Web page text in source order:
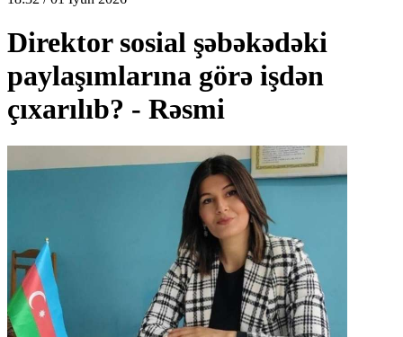
Direktor sosial şəbəkədəki
paylaşımlarına görə işdən
çıxarılıb? - Rəsmi